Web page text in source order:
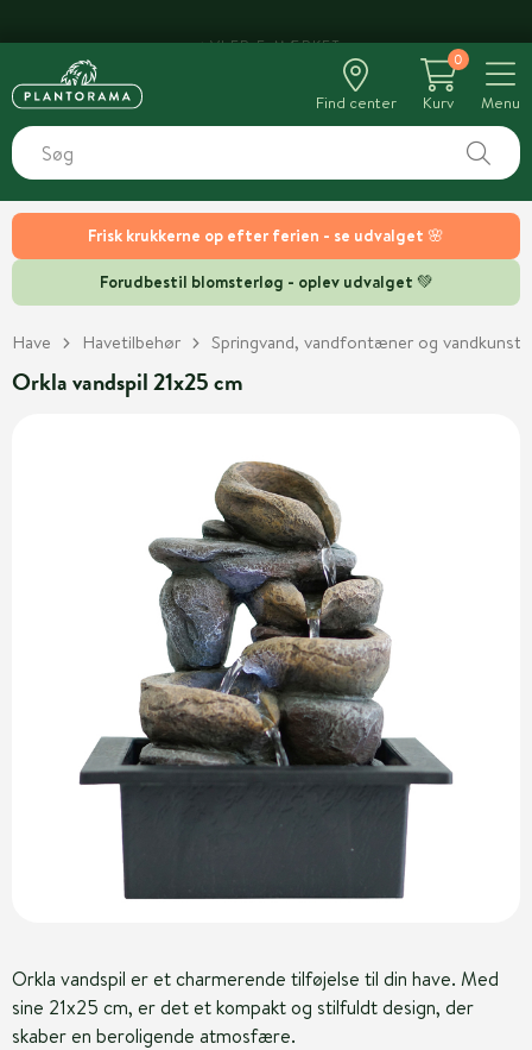
Frisk krukkerne op efter ferien - se udvalget 🌸
Forudbestil blomsterløg - oplev udvalget 💚
Find center
0
Kurv
Menu
Have Havetilbehør Springvand, vandfontæner og vandkunst
Orkla vandspil 21x25 cm
Orkla vandspil er et charmerende tilføjelse til din have. Med
sine 21x25 cm, er det et kompakt og stilfuldt design, der
skaber en beroligende atmosfære.